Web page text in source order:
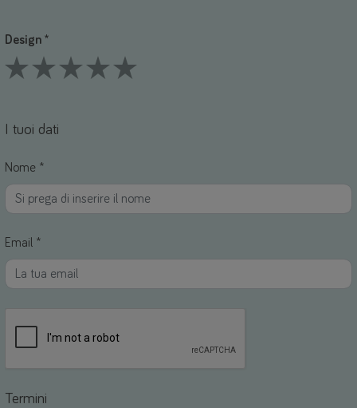
Design *
I tuoi dati
Nome *
Email *
Termini